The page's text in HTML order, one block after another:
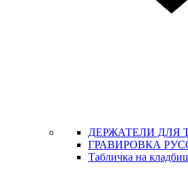
ДЕРЖАТЕЛИ ДЛЯ
ГРАВИРОВКА
Табличка на